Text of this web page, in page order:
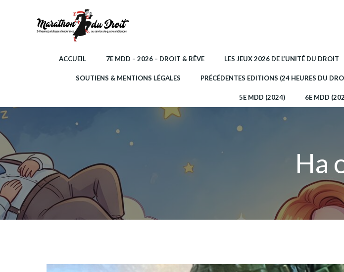
ACCUEIL 7E MDD – 2026 – DROIT & RÊVE LES JEUX 2026 DE L’UNITÉ DU DROIT
SOUTIENS & MENTIONS LÉGALES PRÉCÉDENTES EDITIONS (24 HEURES DU
5E MDD (2024) 6E MDD
Ha